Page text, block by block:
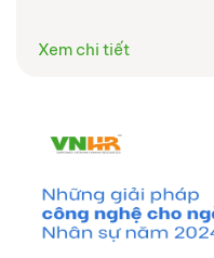
Xem chi tiết